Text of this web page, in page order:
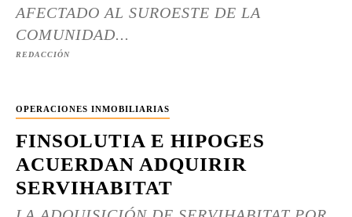
AFECTADO AL SUROESTE DE LA
COMUNIDAD...
REDACCIÓN
OPERACIONES INMOBILIARIAS
FINSOLUTIA E HIPOGES
ACUERDAN ADQUIRIR
SERVIHABITAT